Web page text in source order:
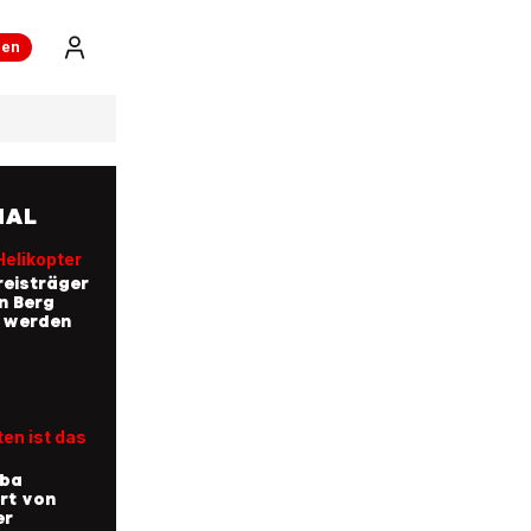
Berg
ist das
von